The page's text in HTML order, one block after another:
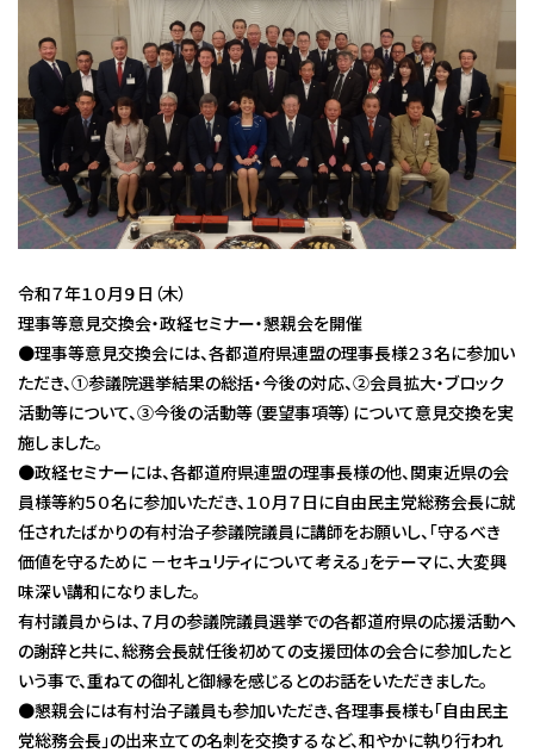
令和７年１０月９日（木）
理事等意見交換会・政経セミナー・懇親会を開催
●理事等意見交換会には、各都道府県連盟の理事長様２３名に参加い
ただき、①参議院選挙結果の総括・今後の対応、②会員拡大・ブロック
活動等について、③今後の活動等（要望事項等）について意見交換を実
施しました。
●政経セミナーには、各都道府県連盟の理事長様の他、関東近県の会
員様等約５０名に参加いただき、１０月７日に自由民主党総務会長に就
任されたばかりの有村治子参議院議員に講師をお願いし、「守るべき
価値を守るために －セキュリティについて考える」をテーマに、大変興
味深い講和になりました。
有村議員からは、７月の参議院議員選挙での各都道府県の応援活動へ
の謝辞と共に、総務会長就任後初めての支援団体の会合に参加したと
いう事で、重ねての御礼と御縁を感じるとのお話をいただきました。
●懇親会には有村治子議員も参加いただき、各理事長様も「自由民主
党総務会長」の出来立ての名刺を交換するなど、和やかに執り行われ